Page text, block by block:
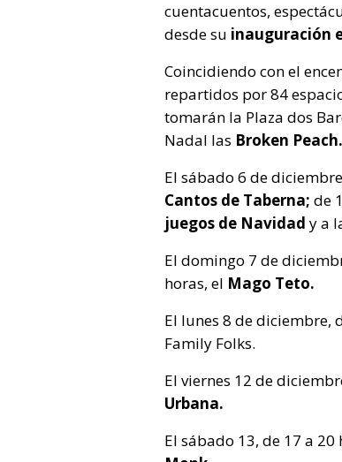
cuentacuentos,
desde su inauguración
Coincidiendo con el
repartidos por 84
tomarán la Plaza dos
Nadal las Broken Peach.
El sábado 6 de
Cantos de Taberna; de
juegos de Navidad y a
El domingo 7 de
horas, el Mago Teto.
El lunes 8 de diciembre,
Family Folks.
El viernes 12 de
Urbana.
El sábado 13, de 17 a 20